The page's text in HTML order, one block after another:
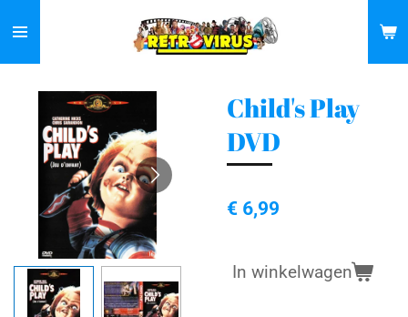
direct
naar
hoofdinhoud
Child's Play
DVD
€ 6,99
In winkelwagen